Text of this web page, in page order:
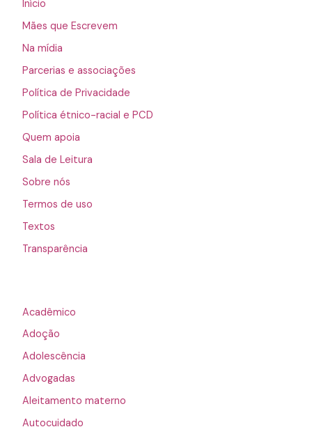
Início
Mães que Escrevem
Na mídia
Parcerias e associações
Política de Privacidade
Política étnico-racial e PCD
Quem apoia
Sala de Leitura
Sobre nós
Termos de uso
Textos
Transparência
Acadêmico
Adoção
Adolescência
Advogadas
Aleitamento materno
Autocuidado